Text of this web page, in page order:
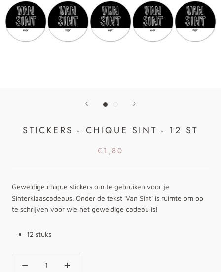
STICKERS - CHIQUE SINT - 12 ST
€1,80
Geweldige chique stickers om te gebruiken voor je
Sinterklaascadeaus. Onder de tekst 'Van Sint' is ruimte om op
te schrijven voor wie het geweldige cadeau is!
12 stuks